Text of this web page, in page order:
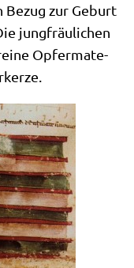
zur Geburt
jung­fräu­li­chen
rei­ne Opfer­ma­te­